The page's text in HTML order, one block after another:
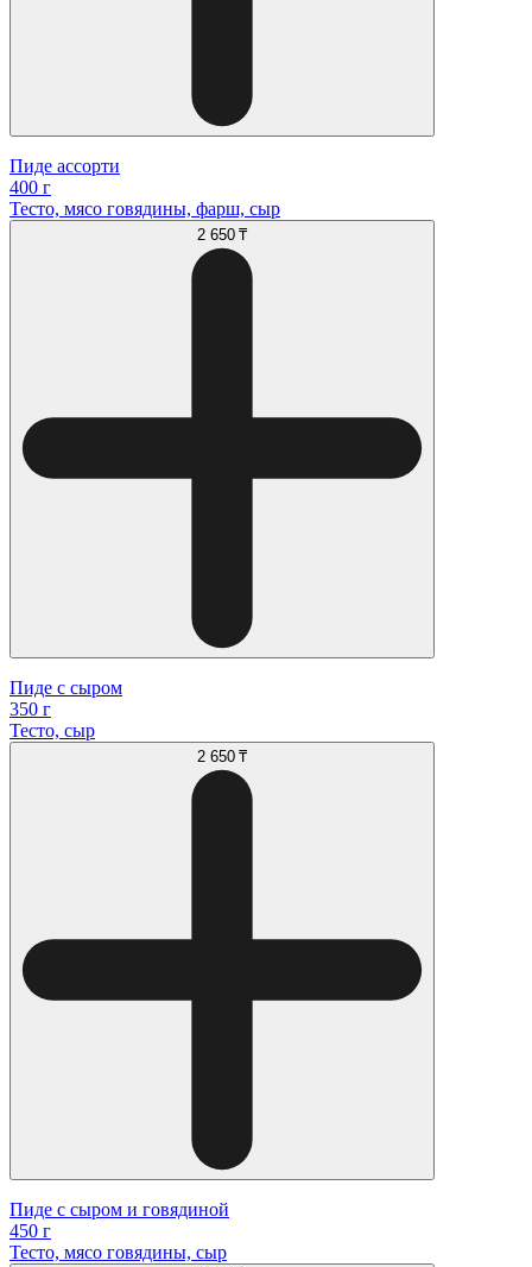
Пиде ассорти
400 г
Тесто, мясо говядины, фарш, сыр
2 650 ₸
Пиде с сыром
350 г
Тесто, сыр
2 650 ₸
Пиде с сыром и говядиной
450 г
Тесто, мясо говядины, сыр